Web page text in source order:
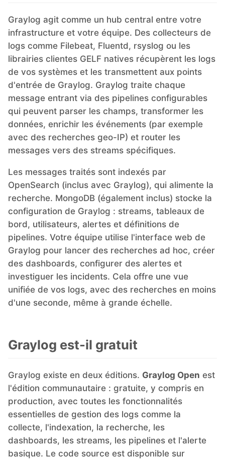
Graylog agit comme un hub central entre votre
infrastructure et votre équipe. Des collecteurs de
logs comme Filebeat, Fluentd, rsyslog ou les
librairies clientes GELF natives récupèrent les logs
de vos systèmes et les transmettent aux points
d'entrée de Graylog. Graylog traite chaque
message entrant via des pipelines configurables
qui peuvent parser les champs, transformer les
données, enrichir les événements (par exemple
avec des recherches geo-IP) et router les
messages vers des streams spécifiques.
Les messages traités sont indexés par
OpenSearch (inclus avec Graylog), qui alimente la
recherche. MongoDB (également inclus) stocke la
configuration de Graylog : streams, tableaux de
bord, utilisateurs, alertes et définitions de
pipelines. Votre équipe utilise l'interface web de
Graylog pour lancer des recherches ad hoc, créer
des dashboards, configurer des alertes et
investiguer les incidents. Cela offre une vue
unifiée de vos logs, avec des recherches en moins
d'une seconde, même à grande échelle.
Graylog est-il gratuit
Graylog existe en deux éditions. Graylog Open est
l'édition communautaire : gratuite, y compris en
production, avec toutes les fonctionnalités
essentielles de gestion des logs comme la
collecte, l'indexation, la recherche, les
dashboards, les streams, les pipelines et l'alerte
basique. Le code source est disponible sur